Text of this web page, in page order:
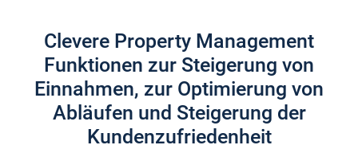
Clevere Property Management
Funktionen zur Steigerung von
Einnahmen, zur Optimierung von
Abläufen und Steigerung der
Kundenzufriedenheit